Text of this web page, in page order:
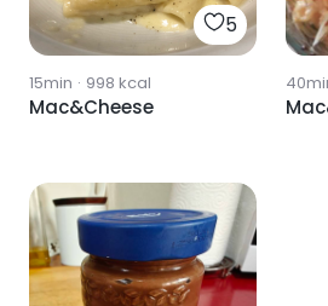
5
15min · 998 kcal
Mac&Cheese